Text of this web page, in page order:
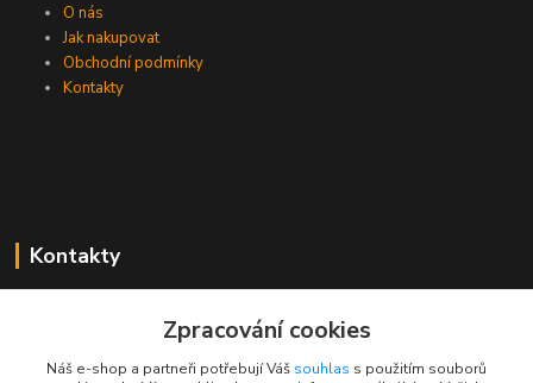
O nás
Jak nakupovat
Obchodní podmínky
Kontakty
Kontakty
+420 733 530 378
(Po-Pá, 8-15 hod.)
Zpracování cookies
Náš e-shop a partneři potřebují Váš souhlas s použitím souborů